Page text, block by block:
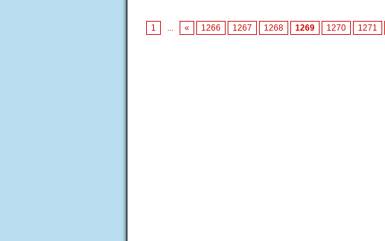
1 ... « 1266 1267 1268 1269 1270 1271